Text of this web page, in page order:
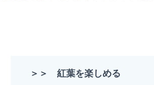
＞＞ 紅葉を楽しめる